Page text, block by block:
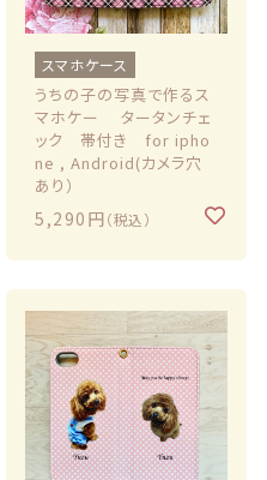
スマホケース
うちの子の写真で作るス
マホケー タータンチェ
ック 帯付き for ipho
ne , Android(カメラ穴
あり）
5,290円（税込）